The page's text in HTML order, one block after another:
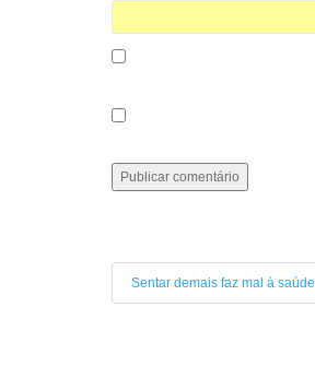
Sentar demais faz mal à saúde